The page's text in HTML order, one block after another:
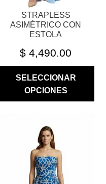
STRAPLESS
ASIMÉTRICO CON
ESTOLA
$ 4,490.00
SELECCIONAR
OPCIONES
PRODUCTO
PRODUCTO
MÚLTIPLES
VARIANTES.